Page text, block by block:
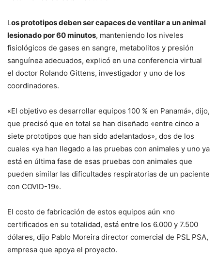
Los prototipos deben ser capaces de ventilar a un animal
lesionado por 60 minutos, manteniendo los niveles
fisiológicos de gases en sangre, metabolitos y presión
sanguínea adecuados, explicó en una conferencia virtual
el doctor Rolando Gittens, investigador y uno de los
coordinadores.
«El objetivo es desarrollar equipos 100 % en Panamá», dijo,
que precisó que en total se han diseñado «entre cinco a
siete prototipos que han sido adelantados», dos de los
cuales «ya han llegado a las pruebas con animales y uno ya
está en última fase de esas pruebas con animales que
pueden similar las dificultades respiratorias de un paciente
con COVID-19».
El costo de fabricación de estos equipos aún «no
certificados en su totalidad, está entre los 6.000 y 7.500
dólares, dijo Pablo Moreira director comercial de PSL PSA,
empresa que apoya el proyecto.